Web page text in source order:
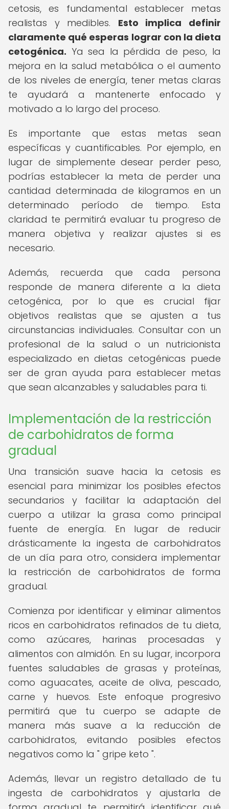
cetosis, es fundamental establecer metas
realistas y medibles. Esto implica definir
claramente qué esperas lograr con la dieta
cetogénica. Ya sea la pérdida de peso, la
mejora en la salud metabólica o el aumento
de los niveles de energía, tener metas claras
te ayudará a mantenerte enfocado y
motivado a lo largo del proceso.
Es importante que estas metas sean
específicas y cuantificables. Por ejemplo, en
lugar de simplemente desear perder peso,
podrías establecer la meta de perder una
cantidad determinada de kilogramos en un
determinado período de tiempo. Esta
claridad te permitirá evaluar tu progreso de
manera objetiva y realizar ajustes si es
necesario.
Además, recuerda que cada persona
responde de manera diferente a la dieta
cetogénica, por lo que es crucial fijar
objetivos realistas que se ajusten a tus
circunstancias individuales. Consultar con un
profesional de la salud o un nutricionista
especializado en dietas cetogénicas puede
ser de gran ayuda para establecer metas
que sean alcanzables y saludables para ti.
Implementación de la restricción
de carbohidratos de forma
gradual
Una transición suave hacia la cetosis es
esencial para minimizar los posibles efectos
secundarios y facilitar la adaptación del
cuerpo a utilizar la grasa como principal
fuente de energía. En lugar de reducir
drásticamente la ingesta de carbohidratos
de un día para otro, considera implementar
la restricción de carbohidratos de forma
gradual.
Comienza por identificar y eliminar alimentos
ricos en carbohidratos refinados de tu dieta,
como azúcares, harinas procesadas y
alimentos con almidón. En su lugar, incorpora
fuentes saludables de grasas y proteínas,
como aguacates, aceite de oliva, pescado,
carne y huevos. Este enfoque progresivo
permitirá que tu cuerpo se adapte de
manera más suave a la reducción de
carbohidratos, evitando posibles efectos
negativos como la " gripe keto ".
Además, llevar un registro detallado de tu
ingesta de carbohidratos y ajustarla de